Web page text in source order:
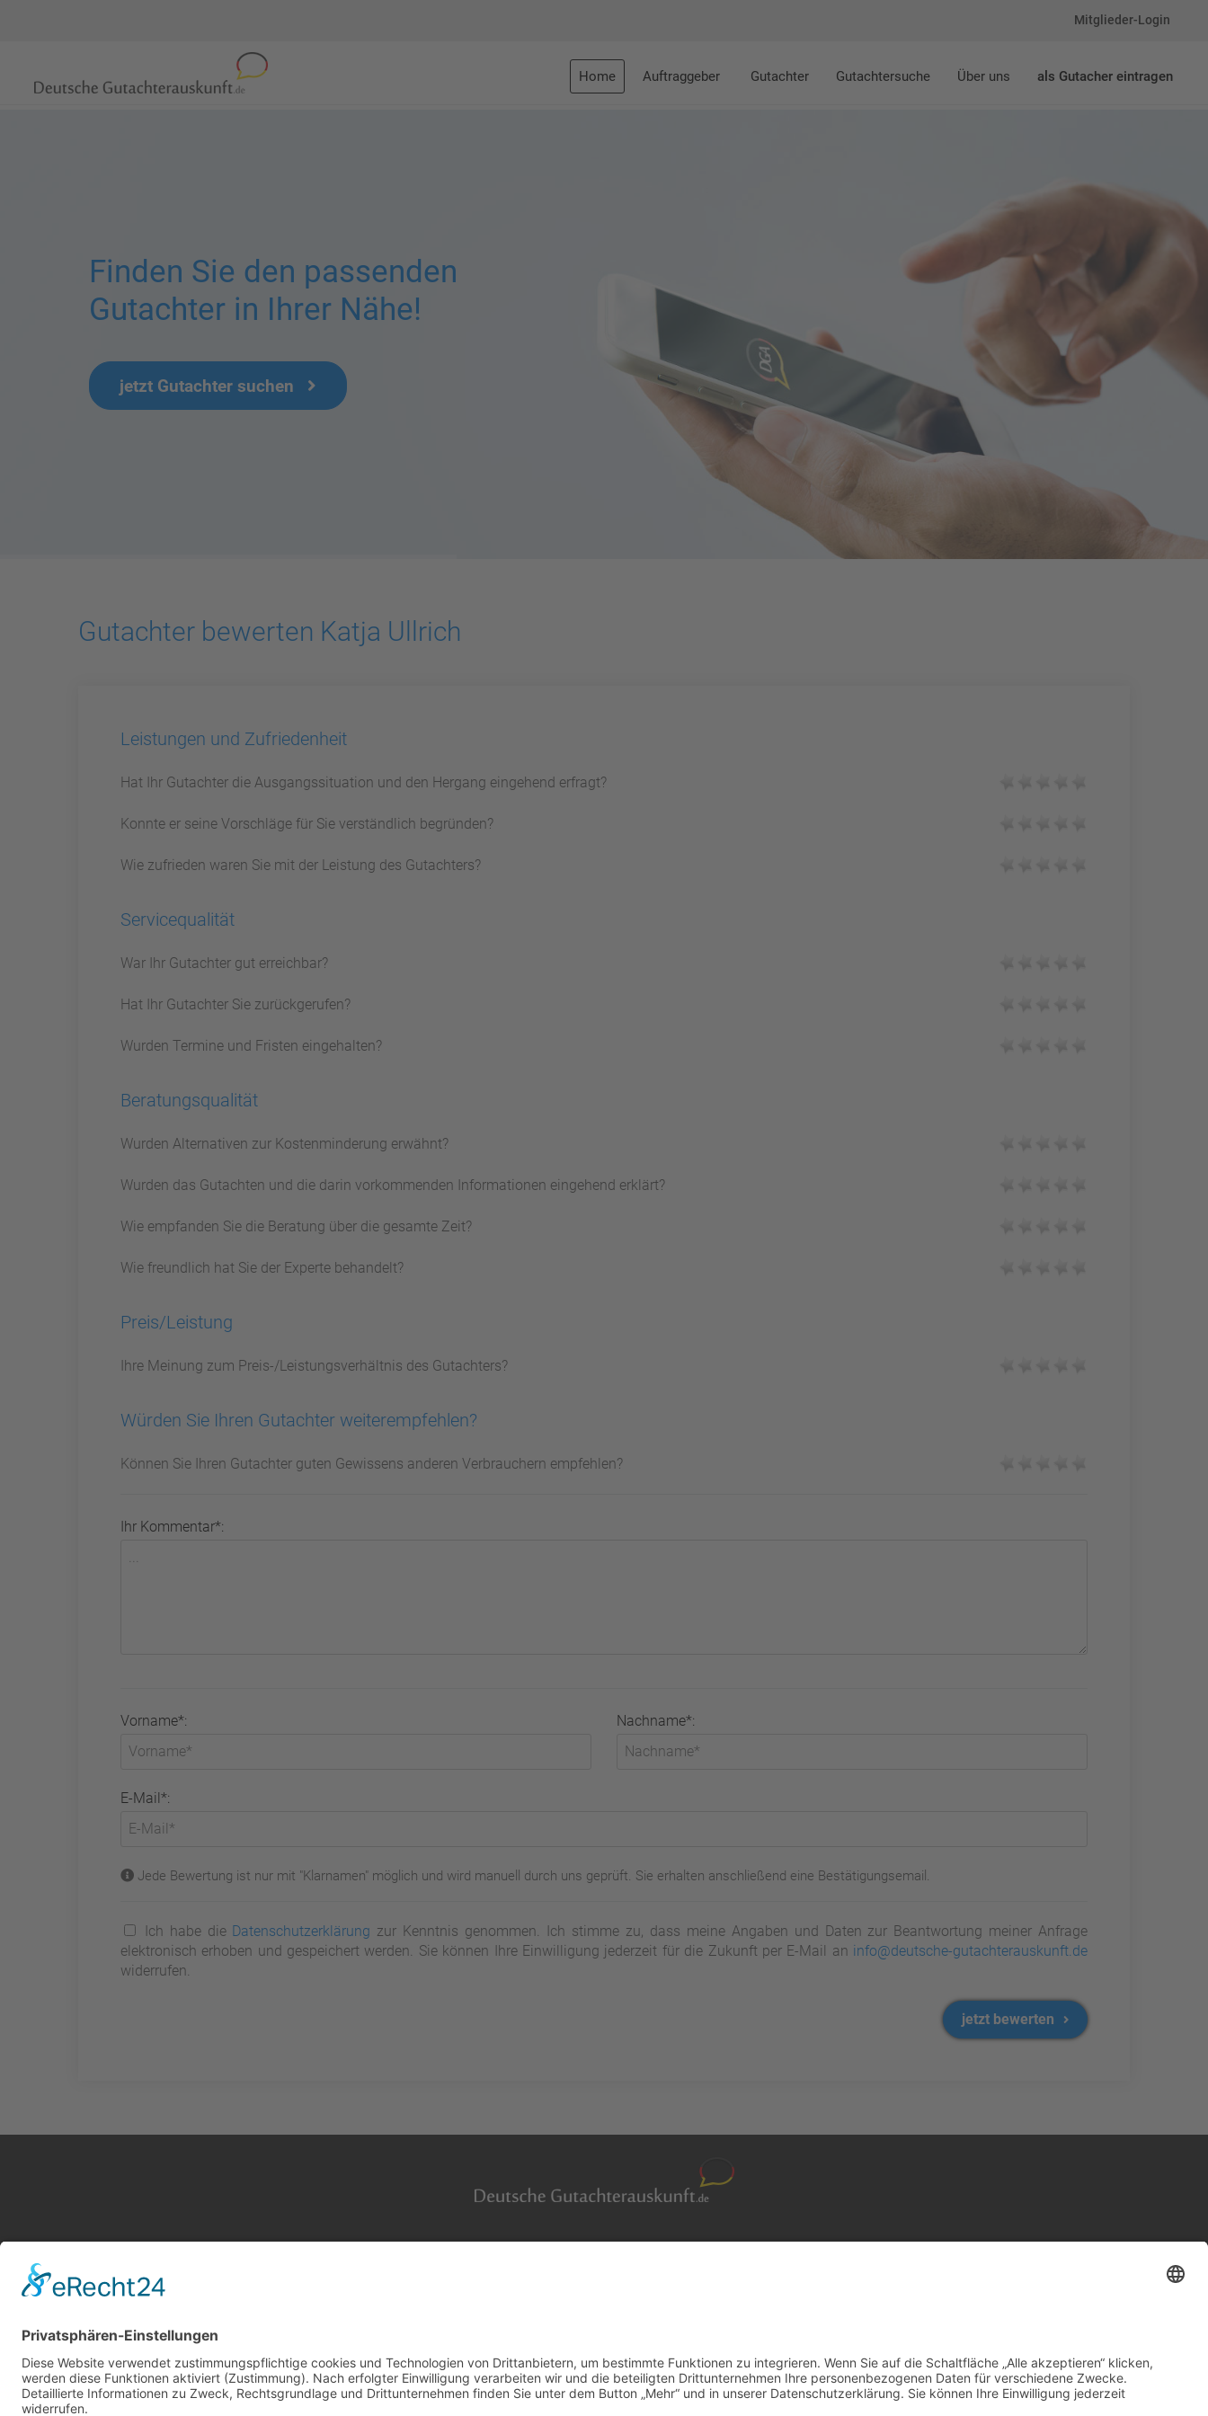
Mitglieder-Login
Home Auftraggeber Gutachter Gutachtersuche Über uns als Gutacher eintragen
Finden Sie den passenden
Gutachter in Ihrer Nähe!
jetzt Gutachter suchen
Gutachter bewerten Katja Ullrich
Leistungen und Zufriedenheit
Hat Ihr Gutachter die Ausgangssituation und den Hergang eingehend erfragt?
Konnte er seine Vorschläge für Sie verständlich begründen?
Wie zufrieden waren Sie mit der Leistung des Gutachters?
Servicequalität
War Ihr Gutachter gut erreichbar?
Hat Ihr Gutachter Sie zurückgerufen?
Wurden Termine und Fristen eingehalten?
Beratungsqualität
Wurden Alternativen zur Kostenminderung erwähnt?
Wurden das Gutachten und die darin vorkommenden Informationen eingehend erklärt?
Wie empfanden Sie die Beratung über die gesamte Zeit?
Wie freundlich hat Sie der Experte behandelt?
Preis/Leistung
Ihre Meinung zum Preis-/Leistungsverhältnis des Gutachters?
Würden Sie Ihren Gutachter weiterempfehlen?
Können Sie Ihren Gutachter guten Gewissens anderen Verbrauchern empfehlen?
Ihr Kommentar*:
Vorname*: Nachname*:
E-Mail*:
Jede Bewertung ist nur mit "Klarnamen" möglich und wird manuell durch uns geprüft. Sie erhalten anschließend eine Bestätigungsemail.
Ich habe die Datenschutzerklärung zur Kenntnis genommen. Ich stimme zu, dass meine Angaben und Daten zur Beantwortung meiner Anfrage
elektronisch erhoben und gespeichert werden. Sie können Ihre Einwilligung jederzeit für die Zukunft per E-Mail an info@deutsche-gutachterauskunft.de
widerrufen.
jetzt bewerten
AGB Gutachter
Cookie-Einstellungen